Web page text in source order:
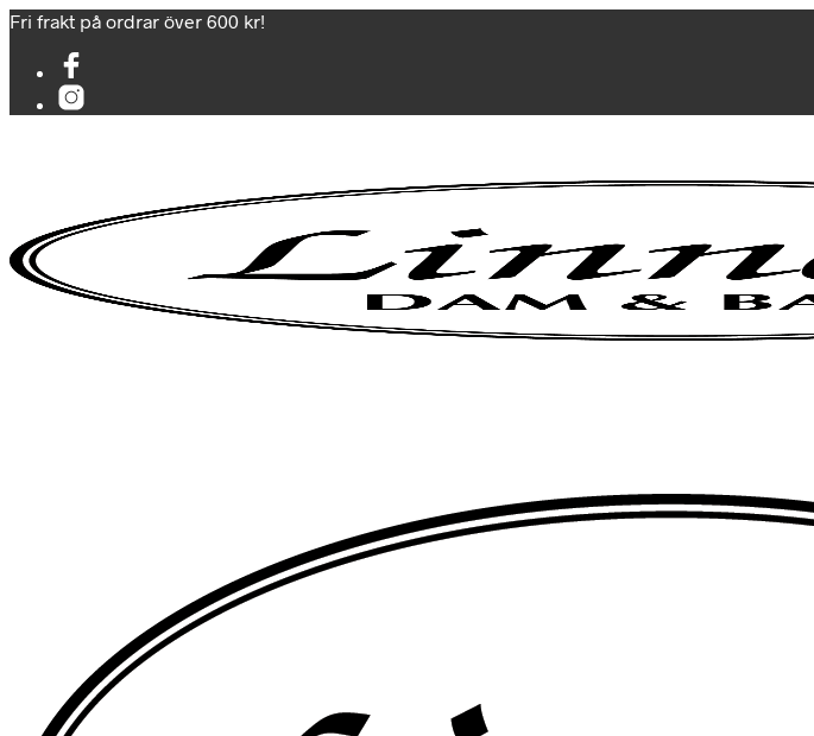
Fri frakt på ordrar över 600 kr!